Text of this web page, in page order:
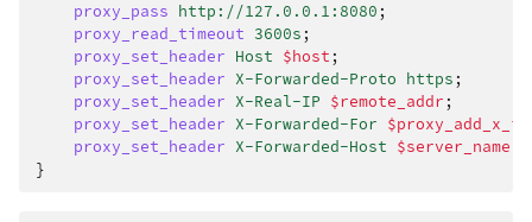
proxy_pass http://127.0.0.1:8080 ;
proxy_read_timeout 3600s ;
proxy_set_header Host $host ;
proxy_set_header X-Forwarded-Proto https ;
proxy_set_header X-Real-IP $remote_addr ;
proxy_set_header X-Forwarded-For
proxy_set_header X-Forwarded-Host $server_name
}